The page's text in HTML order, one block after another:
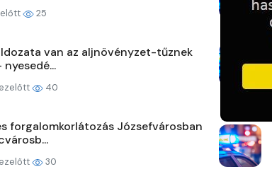
25
van az aljnövényzet-tűznek
nyesedé...
40
forgalomkorlátozás Józsefvárosban
30